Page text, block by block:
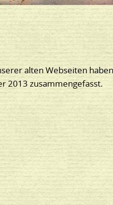
alten Webseiten
2013 zusammengefasst.